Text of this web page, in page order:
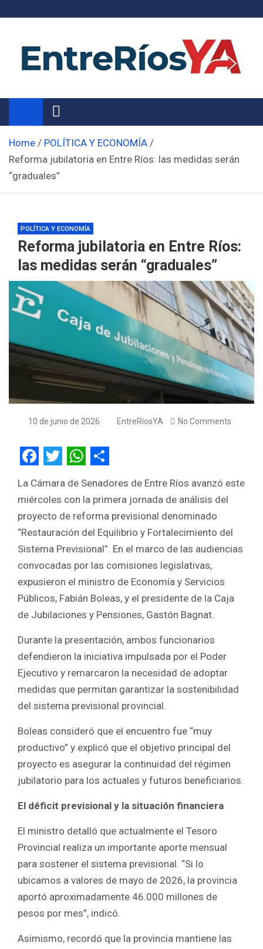
Noticias de Entre Ríos
Información de toda la provincia ahora
Home
POLÍTICA Y ECONOMÍA
Reforma jubilatoria en Entre Ríos: las medidas serán
“graduales”
POLÍTICA Y ECONOMÍA
Reforma jubilatoria en Entre Ríos:
las medidas serán “graduales”
10 de junio de 2026 EntreRíosYA No Comments
a
c
e
b
o
o
k
w
i
t
t
e
r
W
h
a
t
s
A
p
p
h
a
r
e
La Cámara de Senadores de Entre Ríos avanzó este
miércoles con la primera jornada de análisis del
proyecto de reforma previsional denominado
“Restauración del Equilibrio y Fortalecimiento del
Sistema Previsional”. En el marco de las audiencias
convocadas por las comisiones legislativas,
expusieron el ministro de Economía y Servicios
Públicos, Fabián Boleas, y el presidente de la Caja
de Jubilaciones y Pensiones, Gastón Bagnat.
Durante la presentación, ambos funcionarios
defendieron la iniciativa impulsada por el Poder
Ejecutivo y remarcaron la necesidad de adoptar
medidas que permitan garantizar la sostenibilidad
del sistema previsional provincial.
Boleas consideró que el encuentro fue “muy
productivo” y explicó que el objetivo principal del
proyecto es asegurar la continuidad del régimen
jubilatorio para los actuales y futuros beneficiarios.
El déficit previsional y la situación financiera
El ministro detalló que actualmente el Tesoro
Provincial realiza un importante aporte mensual
para sostener el sistema previsional. “Si lo
ubicamos a valores de mayo de 2026, la provincia
aportó aproximadamente 46.000 millones de
pesos por mes”, indicó.
Asimismo, recordó que la provincia mantiene las